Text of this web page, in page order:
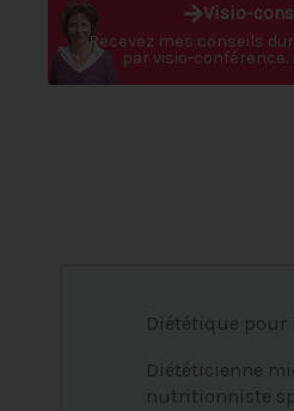
Visio-
Recevez mes conseils
par visio-conférence.
Diététique pour
Diététicienne
nutritionniste